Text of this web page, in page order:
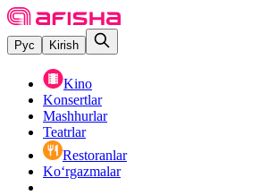
Рус Kirish
Kino
Konsertlar
Mashhurlar
Teatrlar
Restoranlar
Ko‘rgazmalar